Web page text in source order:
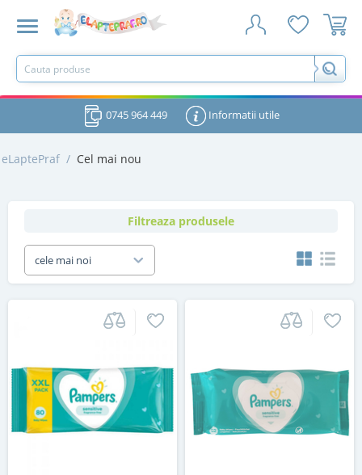
0745 964 449 Informatii utile
eLaptePraf / Cel mai nou
Filtreaza produsele
cele mai noi